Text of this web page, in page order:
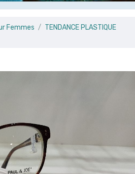
Femmes
TENDANCE PLASTIQUE